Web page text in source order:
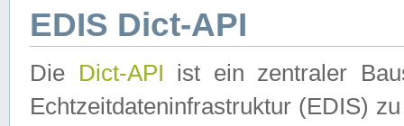
EDIS Dict-API
Die Dict-API ist ein zentraler
Echtzeitdateninfrastruktur (EDIS)